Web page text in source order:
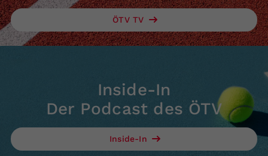
ÖTV TV
Inside-In
Der Podcast des ÖTV
Inside-In